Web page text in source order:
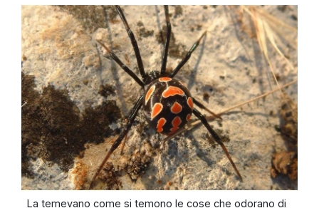
La temevano come si temono le cose che odorano di